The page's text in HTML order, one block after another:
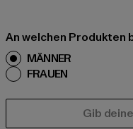
An welchen
MÄNNER
FRAUEN